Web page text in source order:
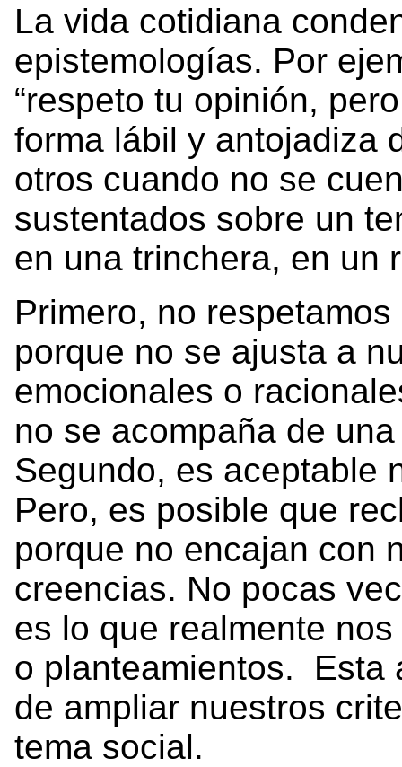
La vida cotidiana
epistemologías. Por
“respeto tu opinión,
forma lábil y antojadiza
otros cuando no se
sustentados sobre un
en una trinchera, en un
Primero, no
porque no se ajusta a
emocionales o
no se acompaña de
Segundo, es aceptable
Pero, es posible que
porque no encajan con
creencias. No pocas
es lo que realmente
o planteamientos. Esta
de ampliar nuestros
tema social.